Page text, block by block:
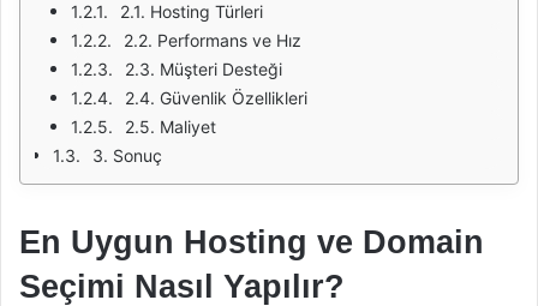
2.1. Hosting Türleri
2.2. Performans ve Hız
2.3. Müşteri Desteği
2.4. Güvenlik Özellikleri
2.5. Maliyet
3. Sonuç
En Uygun Hosting ve Domain
Seçimi Nasıl Yapılır?